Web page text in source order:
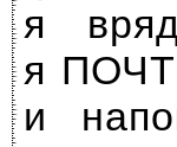
я
я
и